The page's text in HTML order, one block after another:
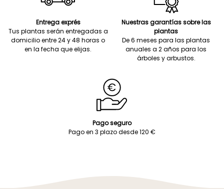
Entrega exprés
Tus plantas serán entregadas a
domicilio entre 24 y 48 horas o
en la fecha que elijas.
Nuestras garantías sobre las
plantas
De 6 meses para las plantas
anuales a 2 años para los
árboles y arbustos.
Pago seguro
Pago en 3 plazo desde 120 €